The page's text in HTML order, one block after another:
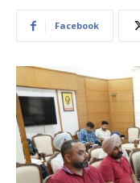
Facebook